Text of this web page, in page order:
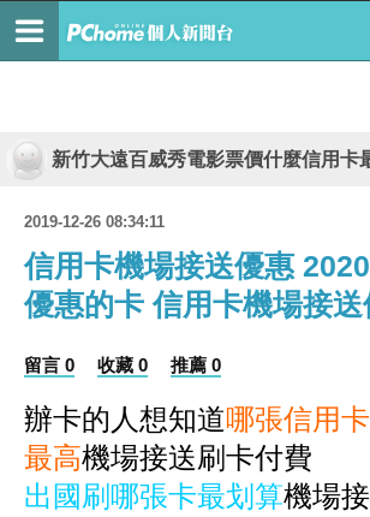
新竹大遠百威秀電影票價什麼信用卡最實用最好
2019-12-26 08:34:11
信用卡機場接送優惠
優惠的卡 信用卡機場接送
留言 0 收藏 0 推薦 0
辦卡的人想知道哪張信用
最高機場接送刷卡付費
出國刷哪張卡最划算機場